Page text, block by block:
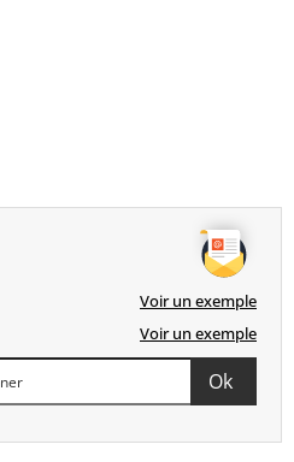
Voir un exemple
Voir un exemple